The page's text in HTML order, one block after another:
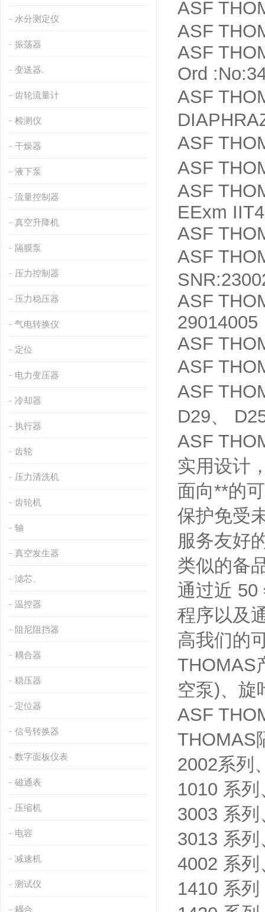
水分测定仪
振荡器
变送器.
齿轮流量计
检测仪
干燥器
液下泵
流量控制器
真空升降机
隔膜泵
压力控制器
压力稳压器
气电转换仪
定位
电力变压器
冷却器
执行器
齿轮
压力清洗机
齿轮机
轴
真空发生器
滤芯、
温控器
阻尼阻挡器
耦合器
稳压器
定位器
信号转换器
数字面板仪表
磁通表
压缩机
电容
减速机
测试仪
耦合
ASF
ASF
ASF
Ord
ASF
ASF
ASF
ASF
EExm
ASF
ASF
ASF
29014005
ASF
ASF
ASF
D29、
ASF
实用设计
面向**的
保护免受
服务友好
类似的备
通过近 50
程序以及
高我们的
THOMAS
空泵)、旋
ASF
THOMAS
2002系列
1010 系
3003 系
3013 系
4002 系
1410 系